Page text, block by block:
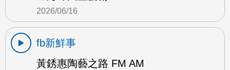
2026/06/16
fb新鮮事
黃銹惠陶藝之路 FM AM